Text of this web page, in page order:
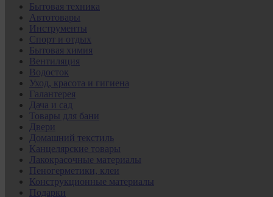
Бытовая техника
Автотовары
Инструменты
Спорт и отдых
Бытовая химия
Вентиляция
Водосток
Уход, красота и гигиена
Галантерея
Дача и сад
Товары для бани
Двери
Домашний текстиль
Канцелярские товары
Лакокрасочные материалы
Пеногерметики, клеи
Конструкционные материалы
Подарки